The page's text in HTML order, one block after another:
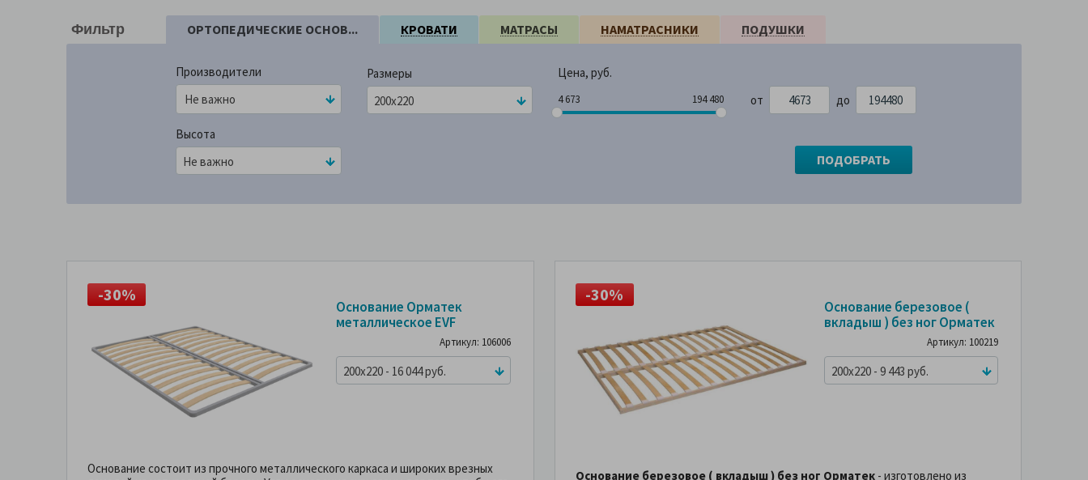
Фильтр ОРТОПЕДИЧЕСКИЕ ОСНОВ... КРОВАТИ МАТРАСЫ НАМАТРАСНИКИ ПОДУШКИ
Производители
Размеры
200x220
Цена, руб.
4 673 194 480
4 673 194 480 от до
Высота
Не важно
-30%
Основание Орматек
металлическое EVF
Артикул: 106006
200x220 - 16 044 руб.
Основание состоит из прочного металлического каркаса и широких врезных
-30%
Основание березовое (
вкладыш ) без ног Орматек
Артикул: 100219
200x220 - 9 443 руб.
Основание березовое ( вкладыш ) без ног Орматек- изготовлено из